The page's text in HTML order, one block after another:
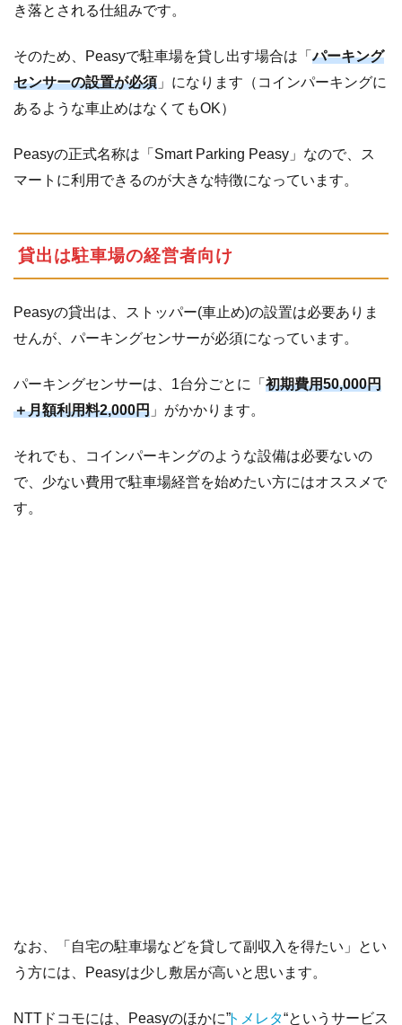
き落とされる仕組みです。
そのため、Peasyで駐車場を貸し出す場合は「パーキング
センサーの設置が必須 」になります（コインパーキングに
あるような車止めはなくてもOK）
Peasyの正式名称は「Smart Parking Peasy」なので、ス
マートに利用できるのが大きな特徴になっています。
貸出は駐車場の経営者向け
Peasyの貸出は、ストッパー(車止め)の設置は必要ありま
せんが、パーキングセンサーが必須になっています。
パーキングセンサーは、1台分ごとに「 初期費用50,000円
＋月額利用料2,000円 」がかかります。
それでも、コインパーキングのような設備は必要ないの
で、少ない費用で駐車場経営を始めたい方にはオススメで
す。
なお、「自宅の駐車場などを貸して副収入を得たい」とい
う方には、Peasyは少し敷居が高いと思います。
NTTドコモには、Peasyのほかに”トメレタ“というサービス